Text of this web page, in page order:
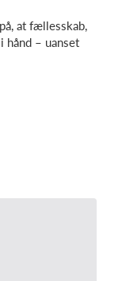
at fællesskab,
hånd – uanset